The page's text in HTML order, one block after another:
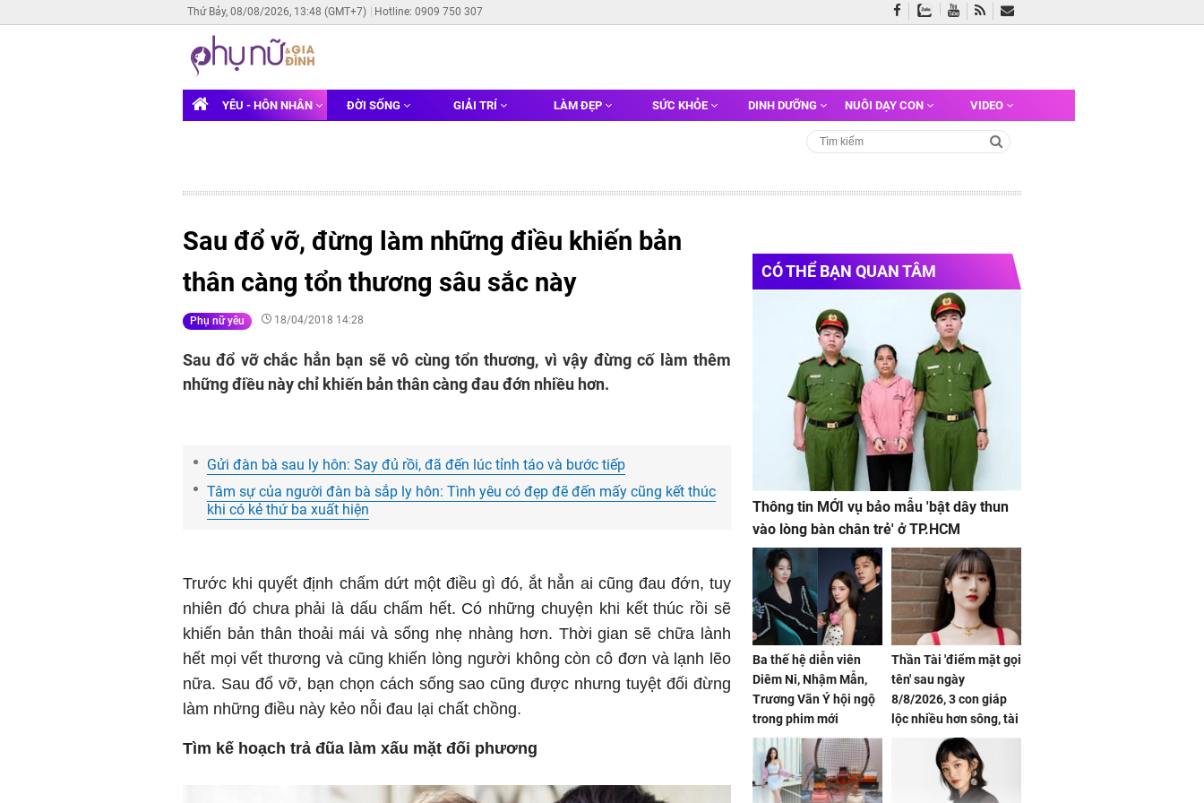
Thứ Bảy, 08/08/2026, 13:48 (GMT+7) Hotline: 0909 750 307
YÊU - HÔN NHÂN ĐỜI SỐNG GIẢI TRÍ LÀM ĐẸP SỨC KHỎE DINH DƯỠNG NUÔI DẠY CON VIDEO
Sau đổ vỡ, đừng làm những điều khiến bản
thân càng tổn thương sâu sắc này
Phụ nữ yêu 18/04/2018 14:28
Sau đổ vỡ chắc hẳn bạn sẽ vô cùng tổn thương, vì vậy đừng cố làm thêm
những điều này chỉ khiến bản thân càng đau đớn nhiều hơn.
Gửi đàn bà sau ly hôn: Say đủ rồi, đã đến lúc tỉnh táo và bước tiếp
Tâm sự của người đàn bà sắp ly hôn: Tình yêu có đẹp đẽ đến mấy cũng kết thúc
khi có kẻ thứ ba xuất hiện
Trước khi quyết định chấm dứt một điều gì đó, ắt hẳn ai cũng đau đớn, tuy
nhiên đó chưa phải là dấu chấm hết. Có những chuyện khi kết thúc rồi sẽ
khiến bản thân thoải mái và sống nhẹ nhàng hơn. Thời gian sẽ chữa lành
hết mọi vết thương và cũng khiến lòng người không còn cô đơn và lạnh lẽo
nữa. Sau đổ vỡ, bạn chọn cách sống sao cũng được nhưng tuyệt đối đừng
làm những điều này kẻo nỗi đau lại chất chồng.
Tìm kế hoạch trả đũa làm xấu mặt đối phương
CÓ THỂ BẠN QUAN TÂM
Thông tin MỚI vụ bảo mẫu 'bật dây thun
vào lòng bàn chân trẻ' ở TP.HCM
Ba thế hệ diễn viên
Diêm Ni, Nhậm Mẫn,
Trương Vãn Ý hội ngộ
trong phim mới
Thần Tài 'điểm mặt gọi
tên' sau ngày
8/8/2026, 3 con giáp
lộc nhiều hơn sông, tài
vận sáng như trăng
Rằm, chính thức hết